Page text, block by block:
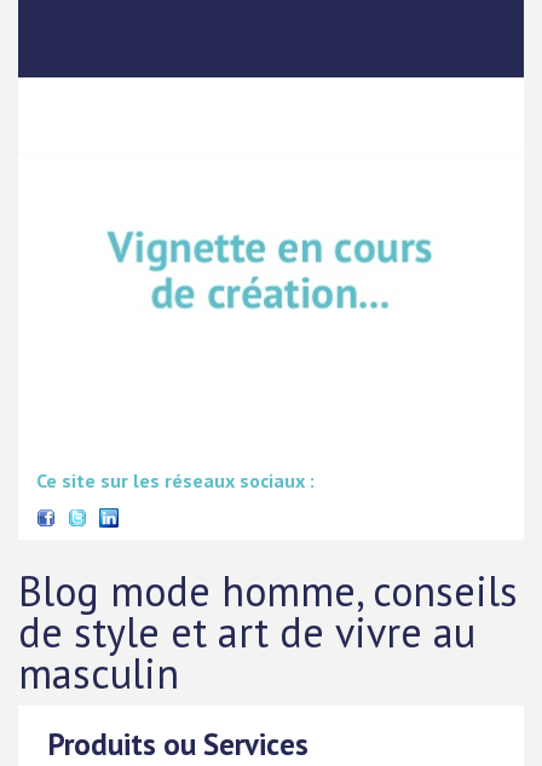
Ce site sur les réseaux sociaux :
Blog mode homme, conseils
de style et art de vivre au
masculin
Produits ou Services